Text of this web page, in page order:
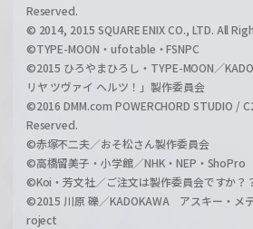
Reserved.
© 2014, 2015 SQUARE ENIX CO., LTD. All
©TYPE-MOON・ufotable・FSNPC
©2015 ひろやまひろし・TYPE-MOON／
リヤ ツヴァイ ヘルツ！」製作委員会
©2016 DMM.com POWERCHORD STUDIO /
Reserved.
©赤塚不二夫／おそ松さん製作委員会
©高橋留美子・小学館／NHK・NEP・ShoPro
©Koi・芳文社／ご注文は製作委員会ですか？
©2015 川原 礫／KADOKAWA アスキー・メ
roject